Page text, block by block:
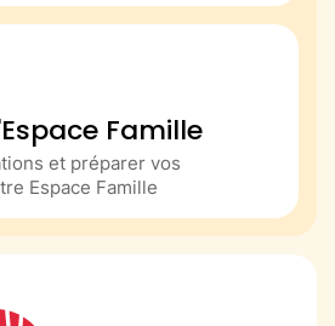
Famille
et préparer vos
Espace Famille